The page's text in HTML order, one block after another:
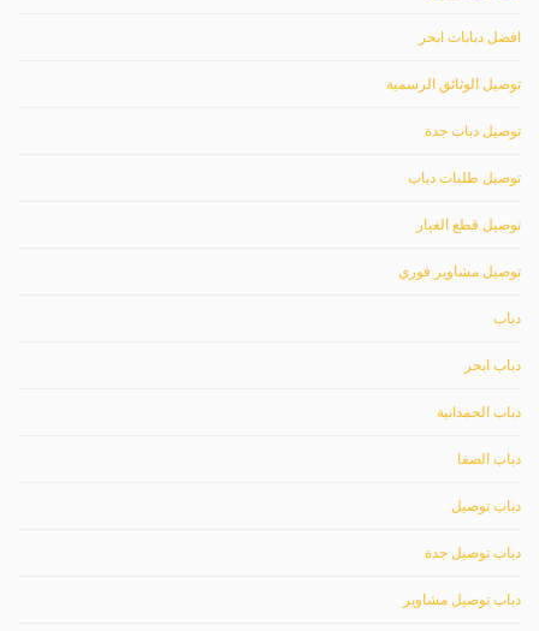
افضل دبابات ابحر
توصيل الوثائق الرسمية
توصيل دباب جدة
توصيل طلبات دباب
توصيل قطع الغيار
توصيل مشاوير فوري
دباب
دباب ابحر
دباب الحمدانية
دباب الصفا
دباب توصيل
دباب توصيل جدة
دباب توصيل مشاوير